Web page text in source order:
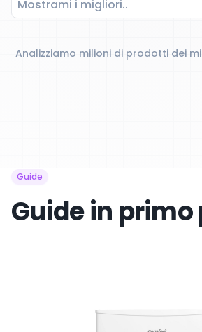
Analizziamo milioni di prodotti dei
Guide
Guide in primo